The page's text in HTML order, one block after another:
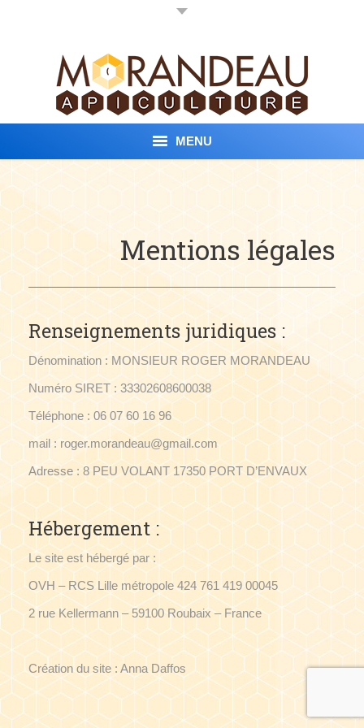
MENU
Nos Produits
Conditions de vente
Contact
Vidéo
Mentions légales
Renseignements juridiques :
Dénomination : MONSIEUR ROGER MORANDEAU
Numéro SIRET : 33302608600038
Téléphone : 06 07 60 16 96
mail : roger.morandeau@gmail.com
Adresse : 8 PEU VOLANT 17350 PORT D’ENVAUX
Hébergement :
Le site est hébergé par :
OVH – RCS Lille métropole 424 761 419 00045
2 rue Kellermann – 59100 Roubaix – France
Création du site : Anna Daffos